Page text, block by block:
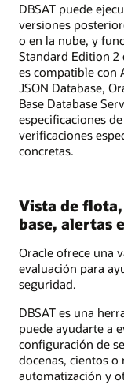
DBSAT puede
versiones
o en la nube, y
Standard Edition 2
es compatible con
JSON Database,
Base Database
especificaciones
verificaciones
concretas.
Vista de
base, alertas
Oracle ofrece una
evaluación para
seguridad.
DBSAT es una
puede ayudarte a
configuración de
docenas, cientos o
automatización y